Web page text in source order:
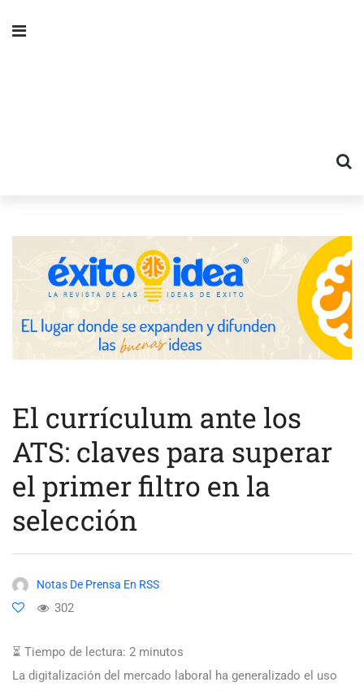
El currículum ante los
ATS: claves para superar
el primer filtro en la
selección
Notas De Prensa En RSS
302
⏳ Tiempo de lectura: 2 minutos
La digitalización del mercado laboral ha generalizado el uso